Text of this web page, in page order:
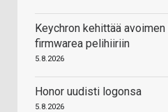
Keychron kehittää
firmwarea pelihiiriin
5.8.2026
Honor uudisti logonsa
5.8.2026